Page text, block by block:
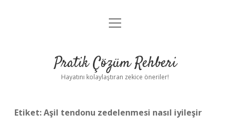
Anasayfa
Yasal Uyarı
menüyü
Pratik Çözüm Rehberi
Hayatını kolaylaştıran zekice öneriler!
Etiket:Aşil tendonu zedelenmesi nasıl iyileşir